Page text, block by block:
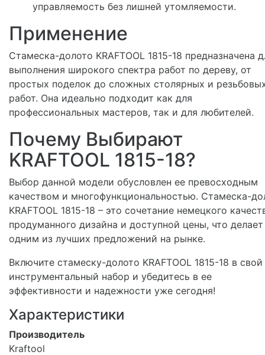
управляемость без лишней утомляемости.
Применение
Стамеска-долото KRAFTOOL 1815-18 предназначена
выполнения широкого спектра работ по дереву, от
простых поделок до сложных столярных и
работ. Она идеально подходит как для
профессиональных мастеров, так и для любителей.
Почему Выбирают
KRAFTOOL 1815-18?
Выбор данной модели обусловлен ее превосходным
качеством и многофункциональностью. Стамеска-
KRAFTOOL 1815-18 – это сочетание немецкого
продуманного дизайна и доступной цены, что
одним из лучших предложений на рынке.
Включите стамеску-долото KRAFTOOL 1815-18 в свой
инструментальный набор и убедитесь в ее
эффективности и надежности уже сегодня!
Характеристики
Производитель
Kraftool